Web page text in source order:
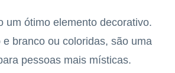
um ótimo elemento decorativo.
e branco ou coloridas, são uma
pessoas mais místicas.